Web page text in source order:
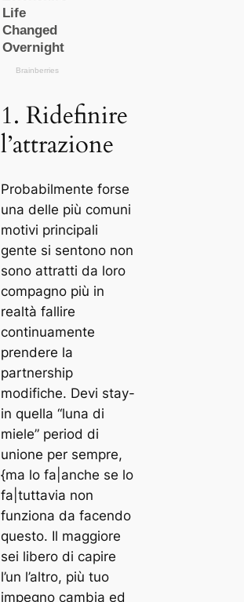
1. Ridefinire
l’attrazione
Probabilmente forse
una delle più comuni
motivi principali
gente si sentono non
sono attratti da loro
compagno più in
realtà fallire
continuamente
prendere la
partnership
modifiche. Devi stay-
in quella “luna di
miele” period di
unione per sempre,
{ma lo fa|anche se lo
fa|tuttavia non
funziona da facendo
questo. Il maggiore
sei libero di capire
l’un l’altro, più tuo
impegno cambia ed